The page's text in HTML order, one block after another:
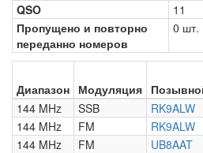
QSO
11
Пропущено и повторно
переданно номеров
0 шт.
Диапазон Модуляция
144 MHz
SSB RK9ALW
144 MHz
FM RK9ALW
144 MHz
FM UB8AAT